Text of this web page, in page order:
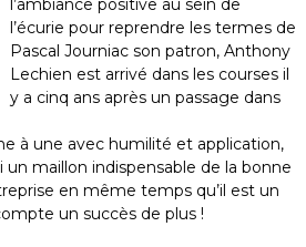
l’ambiance positive au sein de
l’écurie pour reprendre les termes de
Pascal Journiac son patron, Anthony
Lechien est arrivé dans les courses il
y a cinq ans après un passage dans
à une avec humilité et application,
un maillon indispensable de la bonne
en même temps qu’il est un
un succès de plus !